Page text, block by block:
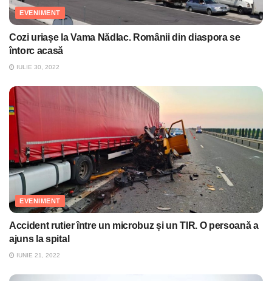
EVENIMENT
Cozi uriașe la Vama Nădlac. Românii din diaspora se
întorc acasă
IULIE 30, 2022
EVENIMENT
Accident rutier între un microbuz și un TIR. O persoană a
ajuns la spital
IUNIE 21, 2022